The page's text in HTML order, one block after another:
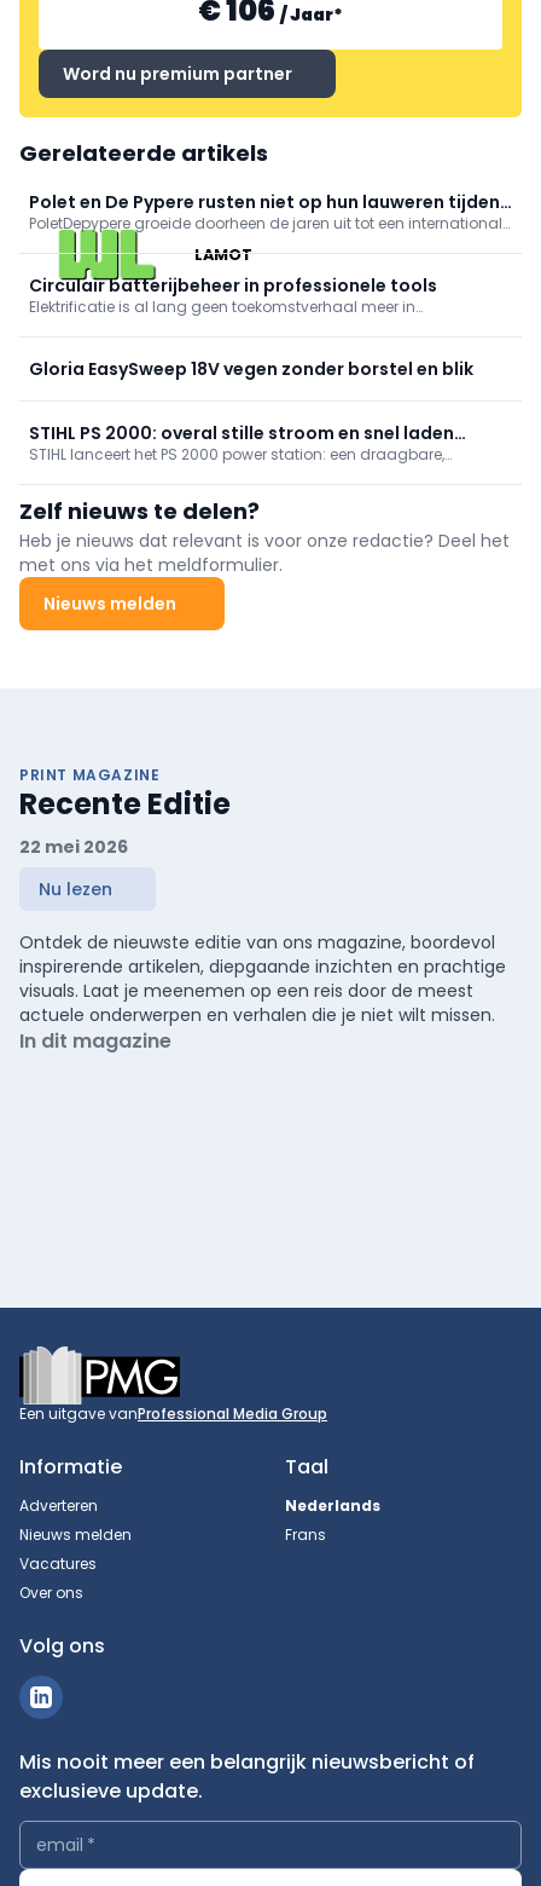
LAMOT
€ 106 /Jaar*
Word nu premium partner
Gerelateerde artikels
Polet en De Pypere rusten niet op hun lauweren tijdens
Green 2026
PoletDepypere groeide doorheen de jaren uit tot een internationale
bouw. In de vestiging te Ardooie oefenen ervaren smeden het
ambacht nog steeds uit op traditionele wijze, aangevuld met ...
Circulair batterijbeheer in professionele tools
Elektrificatie is al lang geen toekomstverhaal meer in
toestellen op batterijen.
Gloria EasySweep 18V vegen zonder borstel en blik
STIHL PS 2000: overal stille stroom en snel laden
zonder stopcontact
STIHL lanceert het PS 2000 power station: een draagbare,
spatwaterbescherming, display, verlichting en diverse uitgangen.
Beschikbaar juni 2026.
Zelf nieuws te delen?
Heb je nieuws dat relevant is voor onze redactie? Deel het
met ons via het meldformulier.
Nieuws melden
PRINT MAGAZINE
Recente Editie
22 mei 2026
Nu lezen
Ontdek de nieuwste editie van ons magazine, boordevol
inspirerende artikelen, diepgaande inzichten en prachtige
visuals. Laat je meenemen op een reis door de meest
actuele onderwerpen en verhalen die je niet wilt missen.
In dit magazine
Footer
Een uitgave vanProfessional Media Group
Informatie
Adverteren
Nieuws melden
Vacatures
Over ons
Taal
Nederlands
Frans
Volg ons
Mis nooit meer een belangrijk nieuwsbericht of
exclusieve update.
email *